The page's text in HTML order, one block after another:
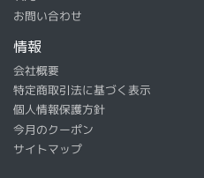
お問い合わせ
情報
会社概要
特定商取引法に基づく表示
個人情報保護方針
今月のクーポン
サイトマップ